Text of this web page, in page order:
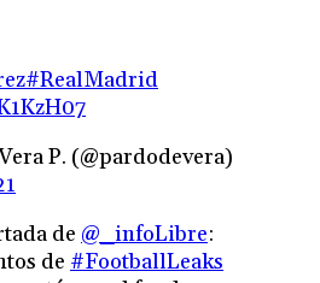
#RealMadrid
P. (@pardodevera)
de @_infoLibre:
de #FootballLeaks